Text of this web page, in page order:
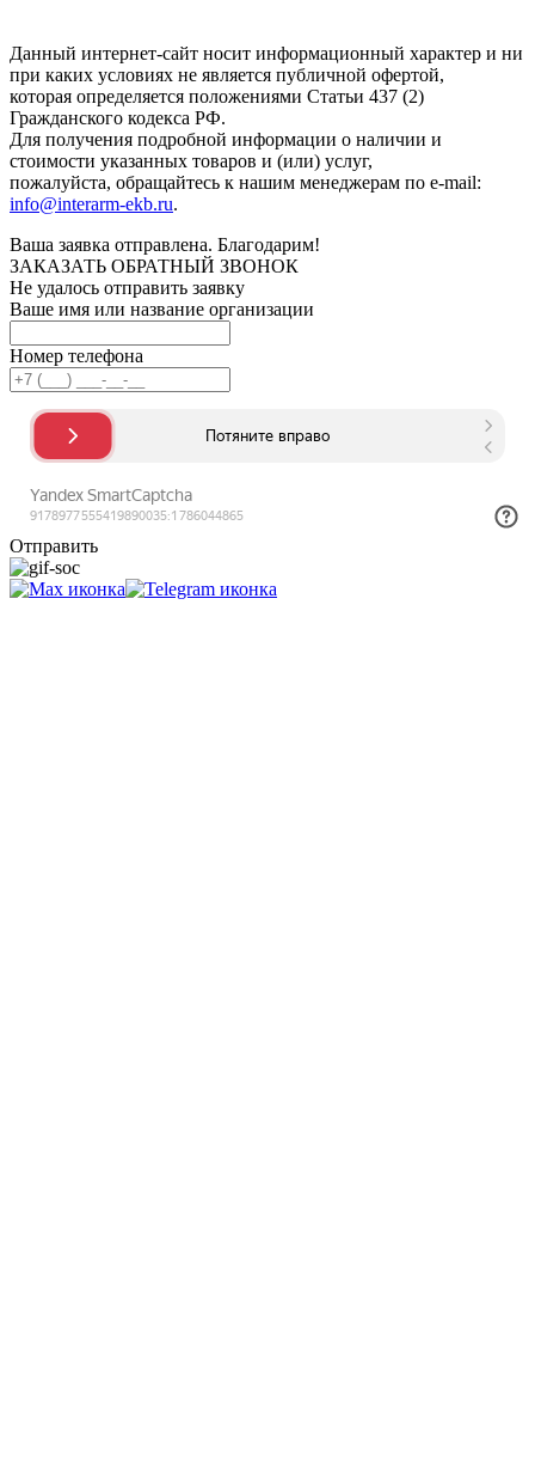
Данный интернет-сайт носит информационный характер и ни
при каких условиях не является публичной офертой,
которая определяется положениями Статьи 437 (2)
Гражданского кодекса РФ.
Для получения подробной информации о наличии и
стоимости указанных товаров и (или) услуг,
пожалуйста, обращайтесь к нашим менеджерам по e-mail:
info@interarm-ekb.ru.
Ваша заявка отправлена. Благодарим!
ЗАКАЗАТЬ ОБРАТНЫЙ ЗВОНОК
Не удалось отправить заявку
Ваше имя или название организации
Номер телефона
Отправить